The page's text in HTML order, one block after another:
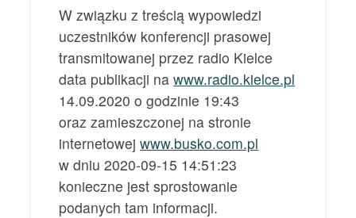
W związku z treścią wypowiedzi
uczestników konferencji prasowej
transmitowanej przez radio Kielce
data publikacji nawww.radio.kielce.pl
14.09.2020 o godzinie 19:43
oraz zamieszczonej na stronie
internetowejwww.busko.com.pl
w dniu 2020-09-15 14:51:23
konieczne jest sprostowanie
podanych tam informacji.